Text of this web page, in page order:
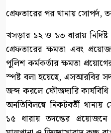
গ্রেফতারের পর থানায় সোপর্দ,
খসড়ার ১২ ও ১৩ ধারায়
গ্রেফতারের ক্ষমতা এবং
পুলিশ কর্মকর্তার ক্ষমতা
স্পষ্ট বলা হয়েছে, এসআরবির
জব্দ করলে ফৌজদারি
অনতিবিলম্বে নিকটবর্তী
১৫ ধারায় তদন্তের